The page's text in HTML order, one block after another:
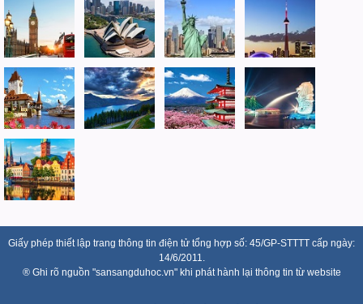
Giấy phép thiết lập trang thông tin điện tử tổng hợp số: 45/GP-STTTT cấp ngày:
14/6/2011.
® Ghi rõ nguồn "sansangduhoc.vn" khi phát hành lại thông tin từ website